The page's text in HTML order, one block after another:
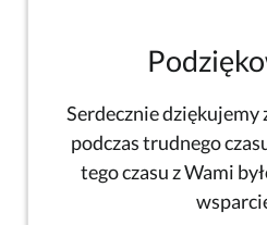
Serdecznie dziękujemy
podczas trudnego
tego czasu z Wami